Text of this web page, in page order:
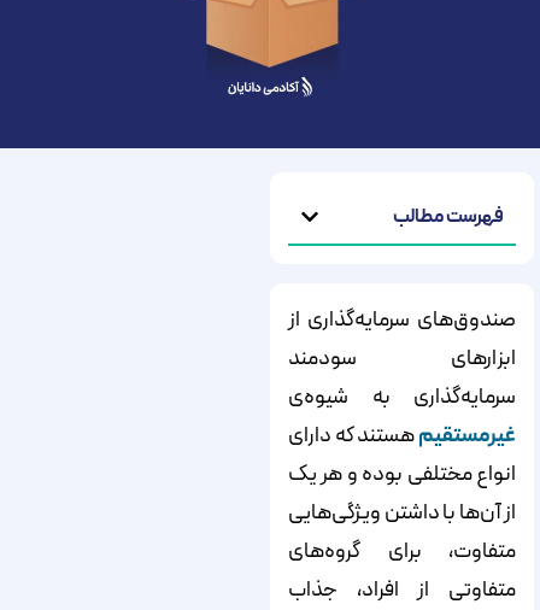
فهرست مطالب
صندوق‌‌‌‌‌‌‌‌‌‌‌‌‌‌‌‌‌‌‌‌‌‌‌‌‌‌‌‌‌‌‌‌‌‌‌‌‌‌‌‌‌‌‌‌‌‌‌‌‌‌‌‌‌‌‌‌‌‌‌‌‌‌‌‌‌‌‌‌‌‌‌‌‌‌‌‌‌های سرمایه‌‌‌‌‌‌‌‌‌‌‌‌‌‌‌‌‌‌‌‌‌‌‌‌‌‌‌‌‌‌‌‌‌‌‌‌‌‌‌‌‌‌‌‌‌‌‌‌‌‌‌‌‌‌‌‌‌‌‌‌‌‌‌‌‌‌‌‌‌‌‌‌‌‌‌‌‌گذاری از
ابزارهای سودمند
سرمایه‌‌‌‌‌‌‌‌‌‌‌‌‌‌‌‌‌‌‌‌‌‌‌‌‌‌‌‌‌‌‌‌‌‌‌‌‌‌‌‌‌‌‌‌‌‌‌‌‌‌‌‌‌‌‌‌‌‌‌‌‌‌‌‌‌‌‌‌‌‌‌‌‌‌‌‌‌گذاری به شیوه‌‌‌‌‌‌‌‌‌‌‌‌‌‌‌‌‌‌‌‌‌‌‌‌‌‌‌‌‌‌‌‌‌‌‌‌‌‌‌‌‌‌‌‌‌‌‌‌‌‌‌‌‌‌‌‌‌‌‌‌‌‌‌‌‌‌‌‌‌‌‌‌‌‌‌‌‌ی
غیرمستقیمهستند که دارای
انواع مختلفی بوده و هر یک
از آن‌‌‌‌‌‌‌‌‌‌‌‌‌‌‌‌‌‌‌‌‌‌‌‌‌‌‌‌‌‌‌‌‌‌‌‌‌‌‌‌‌‌‌‌‌‌‌‌‌‌‌‌‌‌‌‌‌‌‌‌‌‌‌‌‌‌‌‌‌‌‌‌‌‌‌‌‌ها با داشتن ویژگی‌‌‌‌‌‌‌‌‌‌‌‌‌‌‌‌‌‌‌‌‌‌‌‌‌‌‌‌‌‌‌‌‌‌‌‌‌‌‌‌‌‌‌‌‌‌‌‌‌‌‌‌‌‌‌‌‌‌‌‌‌‌‌‌‌‌‌‌‌‌‌‌‌‌‌‌‌هایی
متفاوت، برای گروه‌‌‌‌‌‌‌‌‌‌‌‌‌‌‌‌‌‌‌‌‌‌‌‌‌‌‌‌‌‌‌‌‌‌‌‌‌‌‌‌‌‌‌‌‌‌‌‌‌‌‌‌‌‌‌‌‌‌‌‌‌‌‌‌‌‌‌‌‌‌‌‌‌‌‌‌‌های
متفاوتی از افراد، جذاب